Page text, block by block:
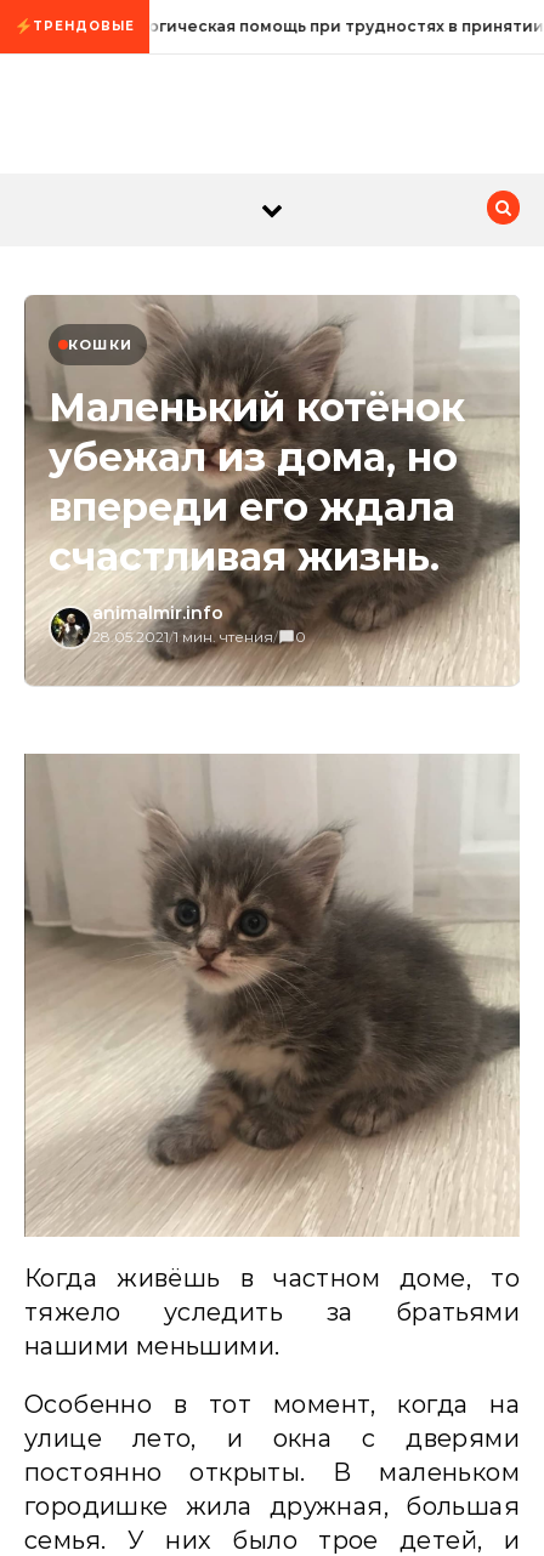
Промотать к содержимому
ТРЕНДОВЫЕ
Психологическая помощь при трудностях в
КОШКИ
Маленький котёнок
убежал из дома, но
впереди его ждала
счастливая жизнь.
animalmir.info
28.05.2021/1 мин. чтения/ 0
Когда живёшь в частном доме, то
тяжело уследить за братьями
нашими меньшими.
Особенно в тот момент, когда на
улице лето, и окна с дверями
постоянно открыты. В маленьком
городишке жила дружная, большая
семья. У них было трое детей, и